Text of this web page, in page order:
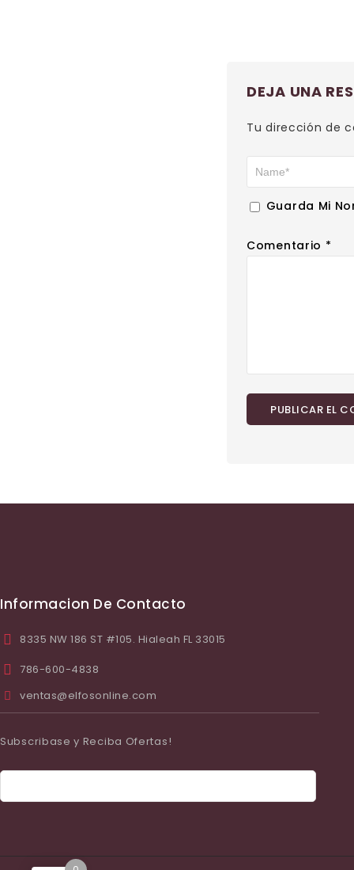
DEJA UNA
Tu dirección de
Guarda Mi
Comentario *
Informacion De Contacto
8335 NW 186 ST #105. Hialeah FL 33015
786-600-4838
ventas@elfosonline.com
Subscribase y Reciba Ofertas!